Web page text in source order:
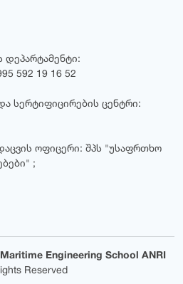
592 19 16 52
სერტიფიცირების ცენტრი:
ოფიცერი: შპს "უსაფრთხო
;
Engineering School ANRI
Reserved